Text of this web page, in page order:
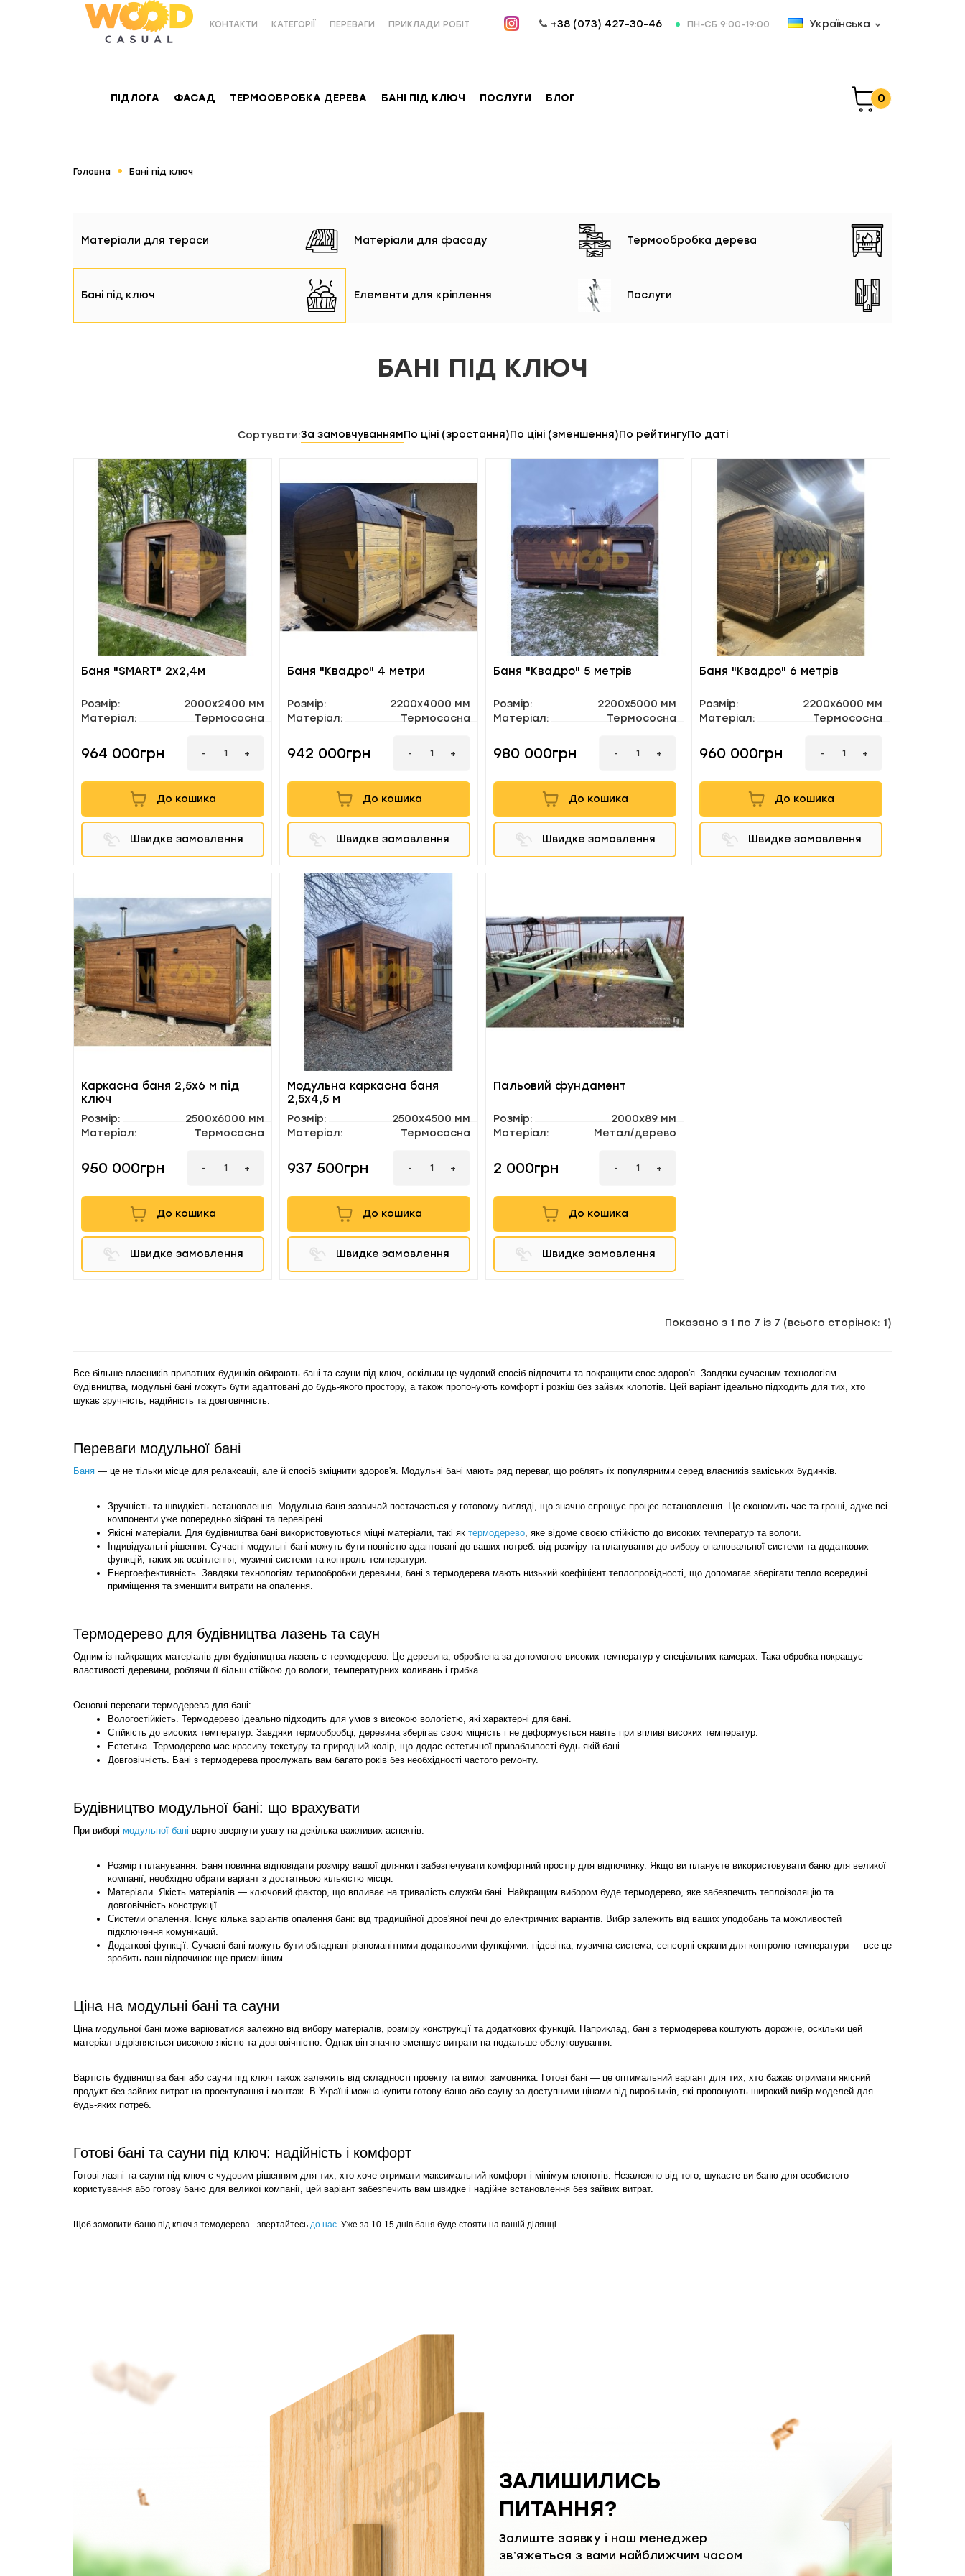
КОНТАКТИ КАТЕГОРІЇ ПЕРЕВАГИ ПРИКЛАДИ РОБІТ Українська
+38 (073) 427-30-46 ПН-СБ 9:00-19:00
ПІДЛОГА ФАСАД ТЕРМООБРОБКА ДЕРЕВА БАНІ ПІД КЛЮЧ ПОСЛУГИ БЛОГ 0
Головна Бані під ключ
Матеріали для тераси Матеріали для фасаду Термообробка дерева
Бані під ключ Елементи для кріплення Послуги
БАНІ ПІД КЛЮЧ
Сортувати:За замовчуваннямПо ціні (зростання)По ціні (зменшення)По рейтингуПо даті
Баня "SMART" 2х2,4м
Розмір:
2000х2400 мм
Матеріал:
Термососна
964 000грн - +
До кошика
Швидке замовлення
Баня "Квадро" 4 метри
Розмір:
2200х4000 мм
Матеріал:
Термососна
942 000грн - +
До кошика
Швидке замовлення
Баня "Квадро" 5 метрів
Розмір:
2200х5000 мм
Матеріал:
Термососна
980 000грн - +
До кошика
Швидке замовлення
Баня "Квадро" 6 метрів
Розмір:
2200х6000 мм
Матеріал:
Термососна
960 000грн - +
До кошика
Швидке замовлення
Каркасна баня 2,5х6 м під
ключ
Розмір:
2500х6000 мм
Матеріал:
Термососна
950 000грн - +
До кошика
Швидке замовлення
Модульна каркасна баня
2,5х4,5 м
Розмір:
2500х4500 мм
Матеріал:
Термососна
937 500грн - +
До кошика
Швидке замовлення
Пальовий фундамент
Розмір:
2000х89 мм
Матеріал:
Метал/дерево
2 000грн - +
До кошика
Швидке замовлення
Показано з 1 по 7 із 7 (всього сторінок: 1)
Все більше власників приватних будинків обирають бані та сауни під ключ, оскільки це чудовий спосіб відпочити та покращити своє здоров'я. Завдяки сучасним технологіям
будівництва, модульні бані можуть бути адаптовані до будь-якого простору, а також пропонують комфорт і розкіш без зайвих клопотів. Цей варіант ідеально підходить для тих, хто
шукає зручність, надійність та довговічність.
Переваги модульної бані
Баня — це не тільки місце для релаксації, але й спосіб зміцнити здоров'я. Модульні бані мають ряд переваг, що роблять їх популярними серед власників заміських будинків.
Зручність та швидкість встановлення. Модульна баня зазвичай постачається у готовому вигляді, що значно спрощує процес встановлення. Це економить час та гроші, адже всі
компоненти уже попередньо зібрані та перевірені.
Якісні матеріали. Для будівництва бані використовуються міцні матеріали, такі як термодерево, яке відоме своєю стійкістю до високих температур та вологи.
Індивідуальні рішення. Сучасні модульні бані можуть бути повністю адаптовані до ваших потреб: від розміру та планування до вибору опалювальної системи та додаткових
функцій, таких як освітлення, музичні системи та контроль температури.
Енергоефективність. Завдяки технологіям термообробки деревини, бані з термодерева мають низький коефіцієнт теплопровідності, що допомагає зберігати тепло всередині
приміщення та зменшити витрати на опалення.
Термодерево для будівництва лазень та саун
Одним із найкращих матеріалів для будівництва лазень є термодерево. Це деревина, оброблена за допомогою високих температур у спеціальних камерах. Така обробка покращує
властивості деревини, роблячи її більш стійкою до вологи, температурних коливань і грибка.
Основні переваги термодерева для бані:
Вологостійкість. Термодерево ідеально підходить для умов з високою вологістю, які характерні для бані.
Стійкість до високих температур. Завдяки термообробці, деревина зберігає свою міцність і не деформується навіть при впливі високих температур.
Естетика. Термодерево має красиву текстуру та природний колір, що додає естетичної привабливості будь-якій бані.
Довговічність. Бані з термодерева прослужать вам багато років без необхідності частого ремонту.
Будівництво модульної бані: що врахувати
При виборі модульної бані варто звернути увагу на декілька важливих аспектів.
Розмір і планування. Баня повинна відповідати розміру вашої ділянки і забезпечувати комфортний простір для відпочинку. Якщо ви плануєте використовувати баню для великої
компанії, необхідно обрати варіант з достатньою кількістю місця.
Матеріали. Якість матеріалів — ключовий фактор, що впливає на тривалість служби бані. Найкращим вибором буде термодерево, яке забезпечить теплоізоляцію та
довговічність конструкції.
Системи опалення. Існує кілька варіантів опалення бані: від традиційної дров'яної печі до електричних варіантів. Вибір залежить від ваших уподобань та можливостей
підключення комунікацій.
Додаткові функції. Сучасні бані можуть бути обладнані різноманітними додатковими функціями: підсвітка, музична система, сенсорні екрани для контролю температури — все це
зробить ваш відпочинок ще приємнішим.
Ціна на модульні бані та сауни
Ціна модульної бані може варіюватися залежно від вибору матеріалів, розміру конструкції та додаткових функцій. Наприклад, бані з термодерева коштують дорожче, оскільки цей
матеріал відрізняється високою якістю та довговічністю. Однак він значно зменшує витрати на подальше обслуговування.
Вартість будівництва бані або сауни під ключ також залежить від складності проекту та вимог замовника. Готові бані — це оптимальний варіант для тих, хто бажає отримати якісний
продукт без зайвих витрат на проектування і монтаж. В Україні можна купити готову баню або сауну за доступними цінами від виробників, які пропонують широкий вибір моделей для
будь-яких потреб.
Готові бані та сауни під ключ: надійність і комфорт
Готові лазні та сауни під ключ є чудовим рішенням для тих, хто хоче отримати максимальний комфорт і мінімум клопотів. Незалежно від того, шукаєте ви баню для особистого
користування або готову баню для великої компанії, цей варіант забезпечить вам швидке і надійне встановлення без зайвих витрат.
Щоб замовити баню під ключ з темодерева - звертайтесь до нас. Уже за 10-15 днів баня буде стояти на вашій ділянці.
ЗАЛИШИЛИСЬ
ПИТАННЯ?
Залиште заявку і наш менеджер
звʼяжеться з вами найближчим часом